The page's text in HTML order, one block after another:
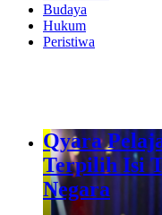
Budaya
Hukum
Peristiwa
Qyara
Terpilih Isi
Negara